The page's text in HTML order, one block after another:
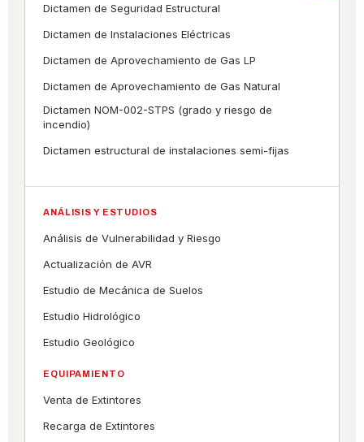
Dictamen de Seguridad Estructural
Dictamen de Instalaciones Eléctricas
Dictamen de Aprovechamiento de Gas LP
Dictamen de Aprovechamiento de Gas Natural
Dictamen NOM-002-STPS (grado y riesgo de
incendio)
Dictamen estructural de instalaciones semi-fijas
ANÁLISIS Y ESTUDIOS
Análisis de Vulnerabilidad y Riesgo
Actualización de AVR
Estudio de Mecánica de Suelos
Estudio Hidrológico
Estudio Geológico
EQUIPAMIENTO
Venta de Extintores
Recarga de Extintores